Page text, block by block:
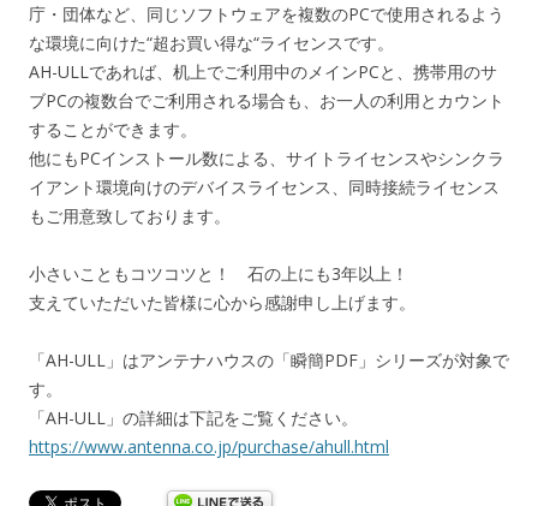
庁・団体など、同じソフトウェアを複数のPCで使用されるよう
な環境に向けた“超お買い得な“ライセンスです。
AH-ULLであれば、机上でご利用中のメインPCと、携帯用のサ
ブPCの複数台でご利用される場合も、お一人の利用とカウント
することができます。
他にもPCインストール数による、サイトライセンスやシンクラ
イアント環境向けのデバイスライセンス、同時接続ライセンス
もご用意致しております。
小さいこともコツコツと！ 石の上にも3年以上！
支えていただいた皆様に心から感謝申し上げます。
「AH-ULL」はアンテナハウスの「瞬簡PDF」シリーズが対象で
す。
「AH-ULL」の詳細は下記をご覧ください。
https://www.antenna.co.jp/purchase/ahull.html